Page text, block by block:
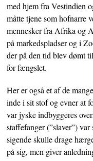
med hjem fra Vestindien
måtte tjene som hofnarre
mennesker fra Afrika og
på markedspladser og i
der på den tid blev dømt
for fængslet.
Her er også et af de
inde i sit stof og evner at
var jyske indbyggeres
staffefanger (”slaver”)
sigende skulle drage
på sig, men giver